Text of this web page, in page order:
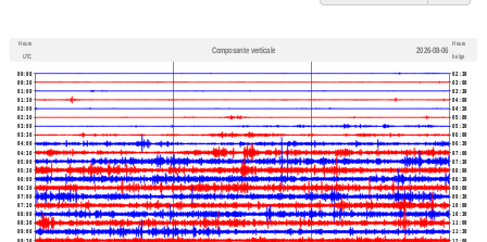
Heure
UTC
Composante verticale 2026-08-06
Heure
belge
00:00
00:30
01:00
01:30
02:00
02:30
03:00
03:30
04:00
04:30
05:00
05:30
06:00
06:30
07:00
07:30
08:00
08:30
09:00
02:30
03:00
03:30
04:00
04:30
05:00
05:30
06:00
06:30
07:00
07:30
08:00
08:30
09:00
09:30
10:00
10:30
11:00
11:30